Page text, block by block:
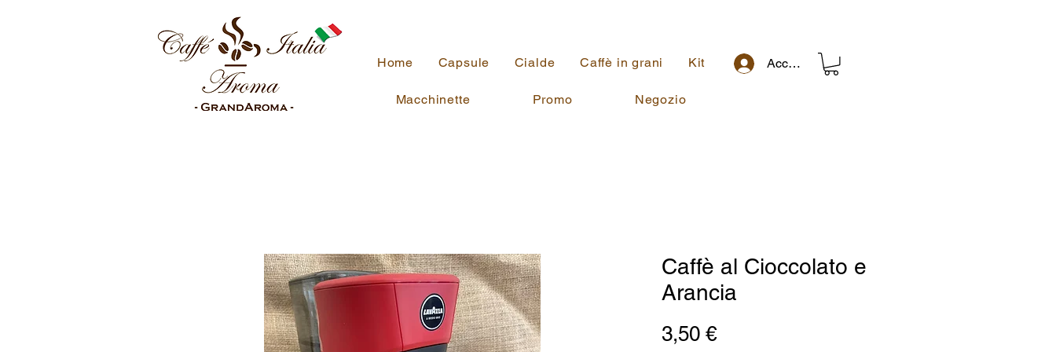
Home Capsule Cialde Caffè in grani Kit
Macchinette Promo Negozio
Accedi
Caffè al Cioccolato e
Arancia
3,50 €Prezzo